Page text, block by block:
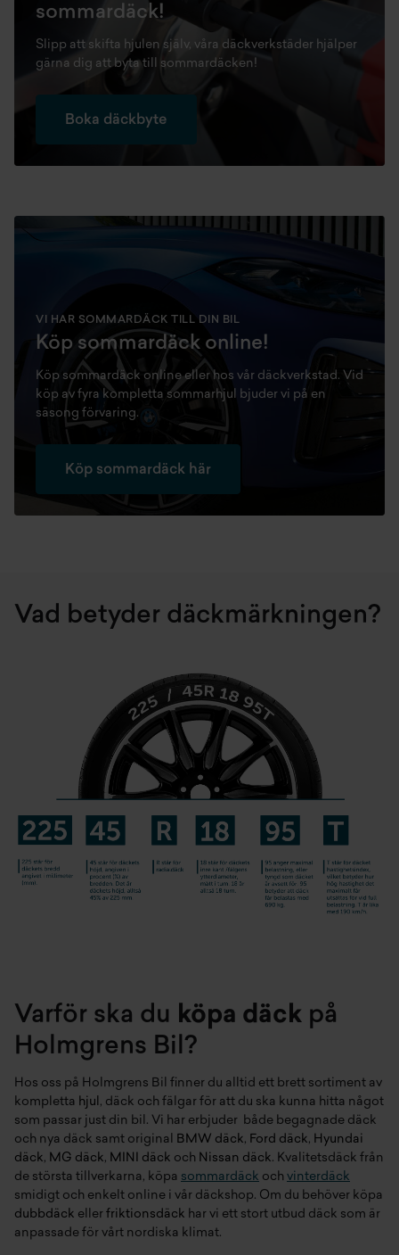
sommardäck!
Slipp att skifta hjulen själv, våra däckverkstäder hjälper
gärna dig att byta till sommardäcken!
Boka däckbyte
VI HAR SOMMARDÄCK TILL DIN BIL
Köp sommardäck online!
Köp sommardäck online eller hos vår däckverkstad. Vid
köp av fyra kompletta sommarhjul bjuder vi på en
säsong förvaring.
Köp sommardäck här
Vad betyder däckmärkningen?
Varför ska du köpa däck på
Holmgrens Bil?
Hos oss på Holmgrens Bil finner du alltid ett brett sortiment av
kompletta hjul, däck och fälgar för att du ska kunna hitta något
som passar just din bil. Vi har erbjuder både begagnade däck
och nya däck samt original BMW däck, Ford däck, Hyundai
däck, MG däck, MINI däck och Nissan däck. Kvalitetsdäck från
de största tillverkarna, köpa sommardäck och vinterdäck
smidigt och enkelt online i vår däckshop. Om du behöver köpa
dubbdäck eller friktionsdäck har vi ett stort utbud däck som är
anpassade för vårt nordiska klimat.